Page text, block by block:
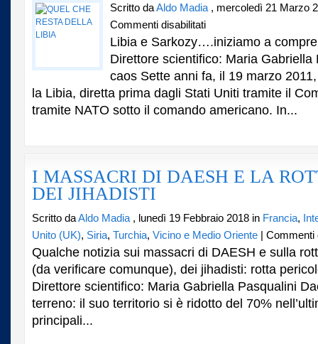
Scritto daAldo Madia , mercoledì 21 Marzo
Commenti disabilitatisu
CHE
RESTA
DELLA
Libia e Sarkozy….iniziamo a
Direttore scientifico: Maria Gabriella
caos Sette anni fa, il 19 marzo
la Libia, diretta prima dagli Stati Uniti tramite il
tramite NATO sotto il comando americano. In...
I MASSACRI DI DAESH E LA
DEI JIHADISTI
Scritto daAldo Madia , lunedì 19 Febbraio 2018 in Francia,
Unito (UK), Siria, Turchia, Vicino e Medio Oriente Commenti
Qualche notizia sui massacri di DAESH e sulla
(da verificare comunque), dei jihadisti: rotta
Direttore scientifico: Maria Gabriella Pasqualini
terreno: il suo territorio si è ridotto del 70%
principali...